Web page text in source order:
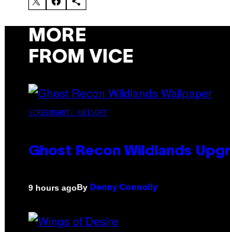
MORE
FROM VICE
SCREENSHOT: UBISOFT
Ghost Recon Wildlands
9 hours agoBy Denny Connolly